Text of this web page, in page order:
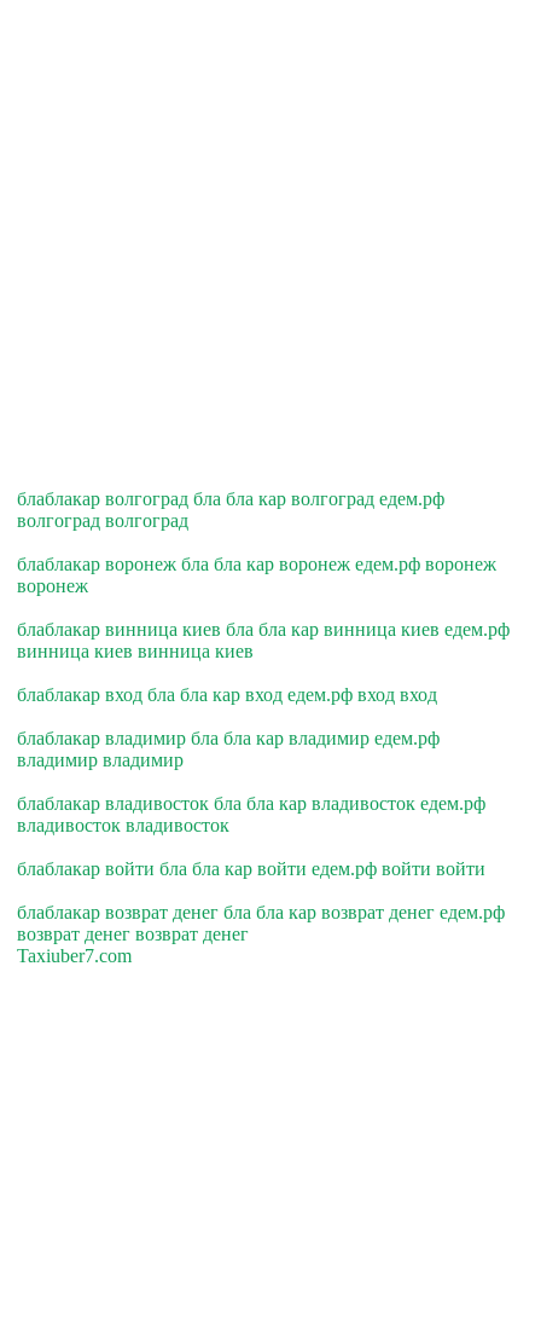
блаблакар волгоград бла бла кар волгоград едем.рф
волгоград волгоград
блаблакар воронеж бла бла кар воронеж едем.рф воронеж
воронеж
блаблакар винница киев бла бла кар винница киев едем.рф
винница киев винница киев
блаблакар вход бла бла кар вход едем.рф вход вход
блаблакар владимир бла бла кар владимир едем.рф
владимир владимир
блаблакар владивосток бла бла кар владивосток едем.рф
владивосток владивосток
блаблакар войти бла бла кар войти едем.рф войти войти
блаблакар возврат денег бла бла кар возврат денег едем.рф
возврат денег возврат денег
Taxiuber7.com